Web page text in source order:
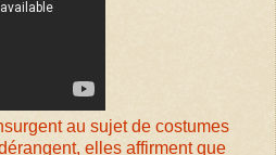
au sujet de costumes
elles affirment que